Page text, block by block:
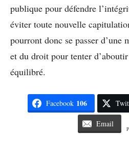
publique pour défendre
éviter toute nouvelle
pourront donc se passer d’une
et du droit pour tenter
équilibré.
Facebook 106
Email